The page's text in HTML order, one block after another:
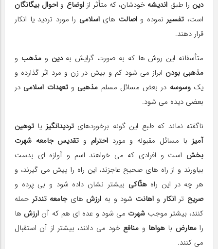
دین را طبق اندیشه خودشان، که متأثر ازاوضاع و احوال بیگانگان
است، تفسیرنموده واصالت هاىاسلامى را مورد تردید یا انکار
قرار دهند.
متأسفانه این روش ها که به صورت گرایش بهدین ومذهب و
مذهبى بودن ابراز مى شود کم و بیش در زن و مرد اثر گذارده و
یکوسوسه در بعض مسائل مسلم مذهبى وتعهدات اسلامى در
بعضى دیده مى شود.
ناگفته نماند که طبع این گونه برخوردهاىتردیدانگیز یا توهین
آمیزبا مسائل مقبوله و مورداحترام و تقدیس جامعه شهرت
بخش است و افرادى که مى خواهند اسم و آوازه اى بدست
بیاورند و از راه هاى صحیح عاجزند، این راه را پیش مى گیرند، و
هر چه در این راههتّاکى بیشتر نشان داده شود و بى پرده و
صریح ترانکار واهانت شود و به ارزش هاىجامعه تندتر حمله
کنند، بیشتر موجب شهرت مى شود و عده اى هم که آن ارزش ها
رامعارض با هواها و منافع خود مى دانند، بیشتر از آن استقبال
مى کنند.